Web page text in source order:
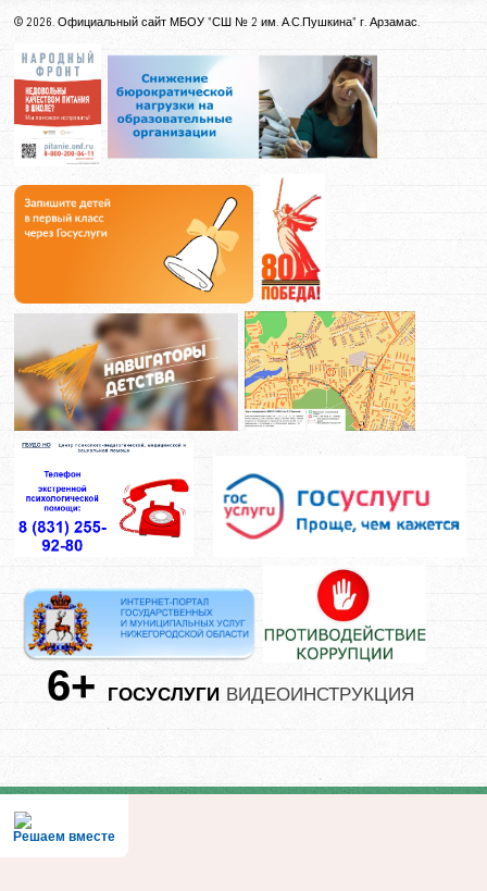
ЛУЧШИЕ АКТИВИСТЫ АРЗАМАСА ПОЛУЧИЛИ…
12-12-2025
Награждение самых активных добровольцев и членов
волонтерских объединений, показавших себя...
ПОЗДРАВЛЯЕМ С ВЫСОКОЙ НАГРАДОЙ!…
09-12-2025
4 декабря на площадке ГОУ ДПО "Нижегородский
научно-информационный центр" состоялось...
«ПОДАРИ ДЕТЯМ ПРАЗДНИК»
Уважаемые друзья!Мы обращаемся к вам с просьбой
поддержать воспитанников детского...
ПРОФОРИЕНТАЦИЯ
01-12-2025
26 ноября учащиеся инженерного 10 «Б» класса «Ракеты
АПЗ», в...
28-11-2025
На этой неделе в школе провели грандиозный фестиваль
«Народов много...
24-11-2025
С 18 по 20 ноября наши учащиеся стали участниками
специального...
ОСНОВНЫЕ ПРАВИЛА БЕЗОПАСНОСТИ
04-11-2025
© 2026. Официальный сайт МБОУ "СШ № 2 им. А.С.Пушкина" г. Арзамас.
6+ ГОСУСЛУГИ ВИДЕОИНСТРУКЦИЯ
Решаем вместе